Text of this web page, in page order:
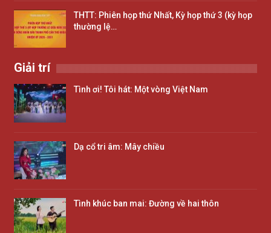
THTT: Phiên họp thứ Nhất, Kỳ họp thứ 3 (kỳ họp
thường lệ…
Giải trí
Tình ơi! Tôi hát: Một vòng Việt Nam
Dạ cổ tri âm: Mây chiều
Tình khúc ban mai: Đường về hai thôn